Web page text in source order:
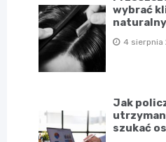
wybrać
4 sierpnia
Jak
szukać